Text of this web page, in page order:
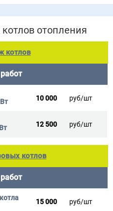
отопления
котлов
10 000 руб/шт
12 500 руб/шт
котлов
15 000 руб/шт